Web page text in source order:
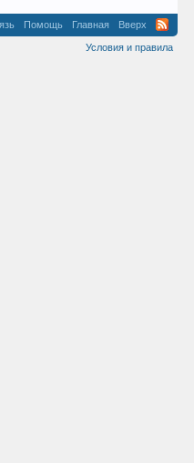
Помощь Главная Вверх
Условия и правила